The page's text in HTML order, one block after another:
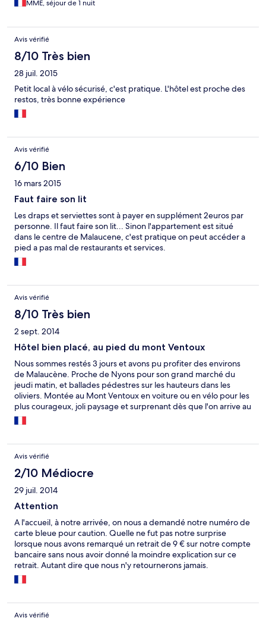
MME, séjour de 1 nuit
Avis vérifié
8/10 Très bien
28 juil. 2015
Petit local à vélo sécurisé, c'est pratique. L'hôtel est proche des
restos, très bonne expérience
Avis vérifié
6/10 Bien
16 mars 2015
Faut faire son lit
Les draps et serviettes sont à payer en supplément 2euros par
personne. Il faut faire son lit... Sinon l'appartement est situé
dans le centre de Malaucene, c'est pratique on peut accéder a
pied a pas mal de restaurants et services.
Avis vérifié
8/10 Très bien
2 sept. 2014
Hôtel bien placé, au pied du mont Ventoux
Nous sommes restés 3 jours et avons pu profiter des environs
de Malaucène. Proche de Nyons pour son grand marché du
jeudi matin, et ballades pédestres sur les hauteurs dans les
oliviers. Montée au Mont Ventoux en voiture ou en vélo pour les
plus courageux, joli paysage et surprenant dès que l'on arrive au
sommet.
Avis vérifié
2/10 Médiocre
29 juil. 2014
Attention
A l'accueil, à notre arrivée, on nous a demandé notre numéro de
carte bleue pour caution. Quelle ne fut pas notre surprise
lorsque nous avons remarqué un retrait de 9 € sur notre compte
bancaire sans nous avoir donné la moindre explication sur ce
retrait. Autant dire que nous n'y retournerons jamais.
Avis vérifié